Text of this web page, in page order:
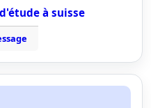
à suisse